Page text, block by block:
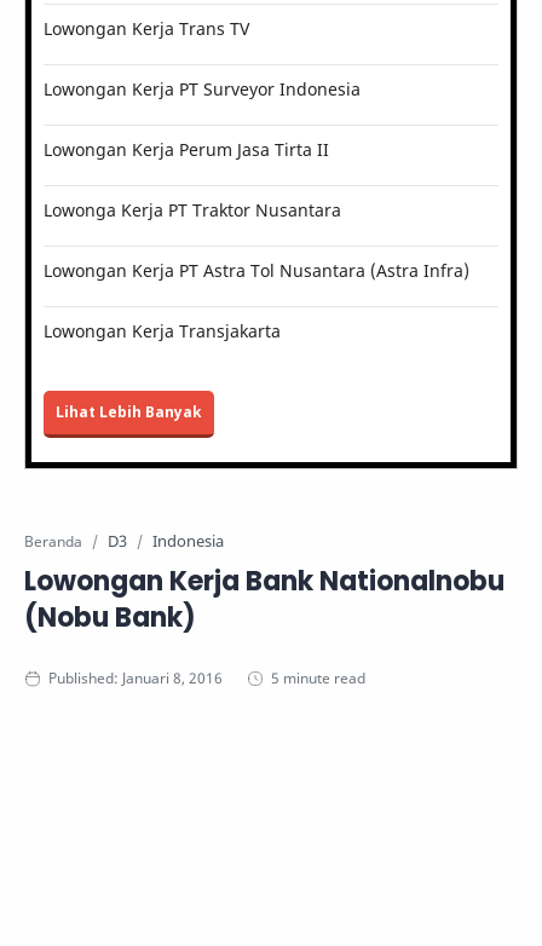
Lowongan Kerja Trans TV
Lowongan Kerja PT Surveyor Indonesia
Lowongan Kerja Perum Jasa Tirta II
Lowonga Kerja PT Traktor Nusantara
Lowongan Kerja PT Astra Tol Nusantara (Astra Infra)
Lowongan Kerja Transjakarta
Lihat Lebih Banyak
Beranda D3 Indonesia
Lowongan Kerja Bank Nationalnobu
(Nobu Bank)
5 minute read